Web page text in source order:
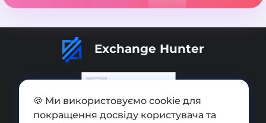
Exchange Hunter
Додати обмінник
🍪 Ми використовуємо cookie для
покращення досвіду користувача та